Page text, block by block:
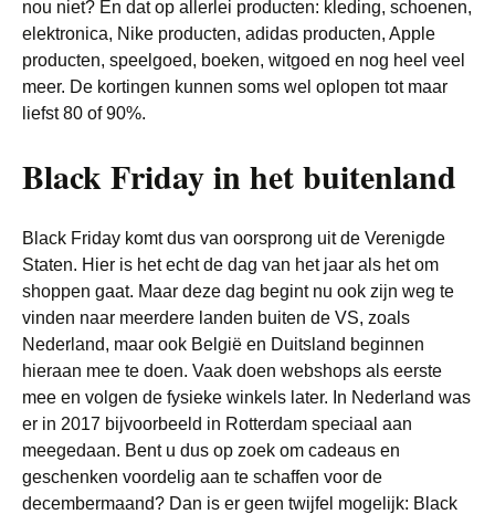
nou niet? En dat op allerlei producten: kleding, schoenen,
elektronica, Nike producten, adidas producten, Apple
producten, speelgoed, boeken, witgoed en nog heel veel
meer. De kortingen kunnen soms wel oplopen tot maar
liefst 80 of 90%.
Black Friday in het buitenland
Black Friday komt dus van oorsprong uit de Verenigde
Staten. Hier is het echt de dag van het jaar als het om
shoppen gaat. Maar deze dag begint nu ook zijn weg te
vinden naar meerdere landen buiten de VS, zoals
Nederland, maar ook België en Duitsland beginnen
hieraan mee te doen. Vaak doen webshops als eerste
mee en volgen de fysieke winkels later. In Nederland was
er in 2017 bijvoorbeeld in Rotterdam speciaal aan
meegedaan. Bent u dus op zoek om cadeaus en
geschenken voordelig aan te schaffen voor de
decembermaand? Dan is er geen twijfel mogelijk: Black